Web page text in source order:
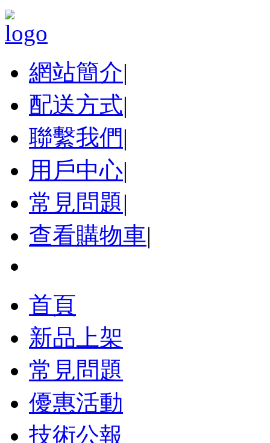
網站簡介|
配送方式|
聯繫我們|
用戶中心|
常見問題|
查看購物車|
首頁
新品上架
常見問題
優惠活動
技術公報